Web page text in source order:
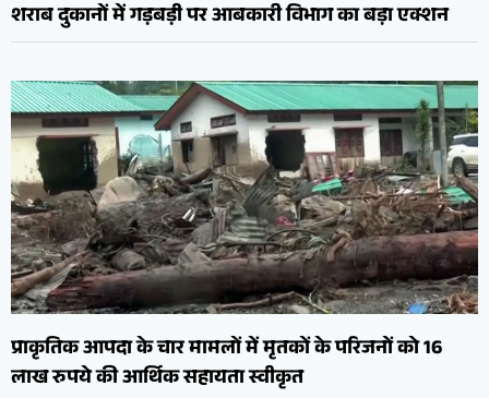
शराब दुकानों में गड़बड़ी पर आबकारी विभाग का बड़ा एक्शन
प्राकृतिक आपदा के चार मामलों में मृतकों के परिजनों को 16
लाख रुपये की आर्थिक सहायता स्वीकृत